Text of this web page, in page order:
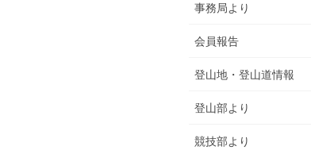
事務局より
会員報告
登山地・登山道情報
登山部より
競技部より